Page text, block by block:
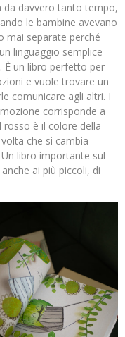
da davvero tanto tempo,
le bambine avevano
mai separate perché
linguaggio semplice
È un libro perfetto per
e vuole trovare un
comunicare agli altri. I
corrisponde a
rosso è il colore della
che si cambia
libro importante sul
ai più piccoli, di